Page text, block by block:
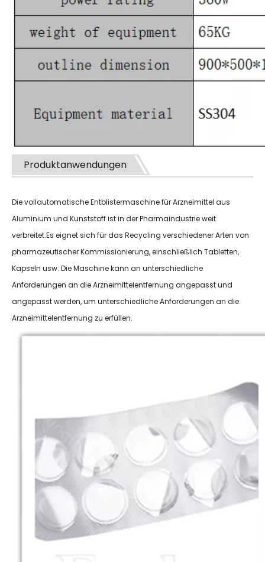
Produktanwendungen
Die vollautomatische Entblistermaschine für Arzneimittel aus
Aluminium und Kunststoff ist in der Pharmaindustrie weit
verbreitet.Es eignet sich für das Recycling verschiedener Arten von
pharmazeutischer Kommissionierung, einschließlich Tabletten,
Kapseln usw. Die Maschine kann an unterschiedliche
Anforderungen an die Arzneimittelentfernung angepasst und
angepasst werden, um unterschiedliche Anforderungen an die
Arzneimittelentfernung zu erfüllen.